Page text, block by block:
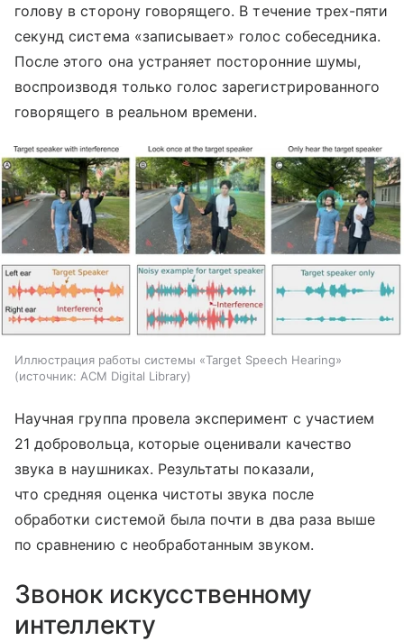
голову в сторону говорящего. В течение трех-пяти
секунд система «записывает» голос собеседника.
После этого она устраняет посторонние шумы,
воспроизводя только голос зарегистрированного
говорящего в реальном времени.
Иллюстрация работы системы «Target Speech Hearing»
источник: ACM Digital Library
Научная группа провела эксперимент с участием
21 добровольца, которые оценивали качество
звука в наушниках. Результаты показали,
что средняя оценка чистоты звука после
обработки системой была почти в два раза выше
по сравнению с необработанным звуком.
Звонок искусственному
интеллекту